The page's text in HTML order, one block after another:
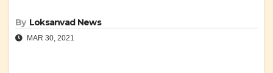
By Loksanvad News
MAR 30, 2021